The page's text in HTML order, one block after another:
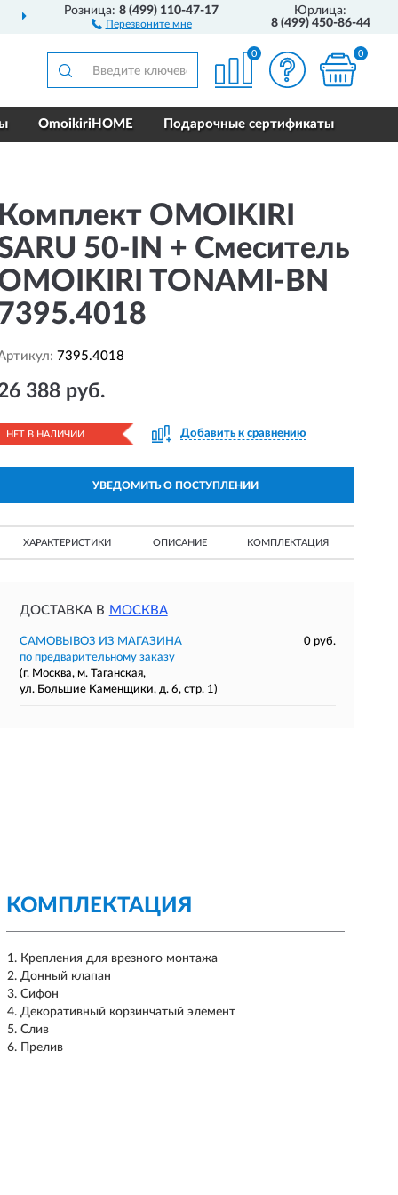
ДОСТАВИМ ПО ВСЕЙ РОССИИ
Розница:8 (499) 110-47-17
Перезвоните мне
Юрлица:
8 (499) 450-86-44
0 0
OmoikiriHOME Подарочные сертификаты
OMOIKIRI
50-IN + Смеситель
TONAMI-BN
7395.4018
388 руб.
НЕТ В НАЛИЧИИ Добавить к сравнению
УВЕДОМИТЬ О ПОСТУПЛЕНИИ
ХАРАКТЕРИСТИКИ ОПИСАНИЕ КОМПЛЕКТАЦИЯ
ДОСТАВКА В МОСКВА
САМОВЫВОЗ ИЗ МАГАЗИНА
0 руб.
по предварительному заказу
(г. Москва, м. Таганская,
ул. Большие Каменщики, д. 6, стр. 1)
КОМПЛЕКТАЦИЯ
Крепления для врезного монтажа
Донный клапан
Сифон
Декоративный корзинчатый элемент
Слив
Прелив